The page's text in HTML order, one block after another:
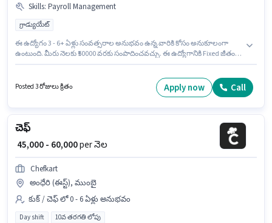
Skills: Payroll Management
గ్రాడ్యుయేట్
ఈ ఉద్యోగం 3 - 6+ ఏళ్లు సంవత్సరాల అనుభవం ఉన్న వారికి కోసం అనుకూలంగా
ఉంటుంది. మీరు నెలకు ₹50000 వరకు సంపాదించవచ్చు. ఈ ఉద్యోగానికి Fixed జీతం
అడ్మిన్ విభాగంలో పేరోల్ ఎగ్జిక్యూటివ్ ఉద్యోగానికి క్రియాశీలకంగా నియామకం
జరుగుతోంది. దరఖాస్తుదారులు కనీసం గ్రాడ్యుయేట్ డిగ్రీ లేదా సర్టిఫికెట్ కలిగి ఉండాలి.
Posted 3 రోజులు క్రితం Apply now Call
చెఫ్
₹ 45,000 - 60,000per నెల
Chefkart
అంధేరి (ఈస్ట్), ముంబై
కుక్ / చెఫ్ లో 0 - 6 ఏళ్లు అనుభవం
Day shift 10వ తరగతి లోపు